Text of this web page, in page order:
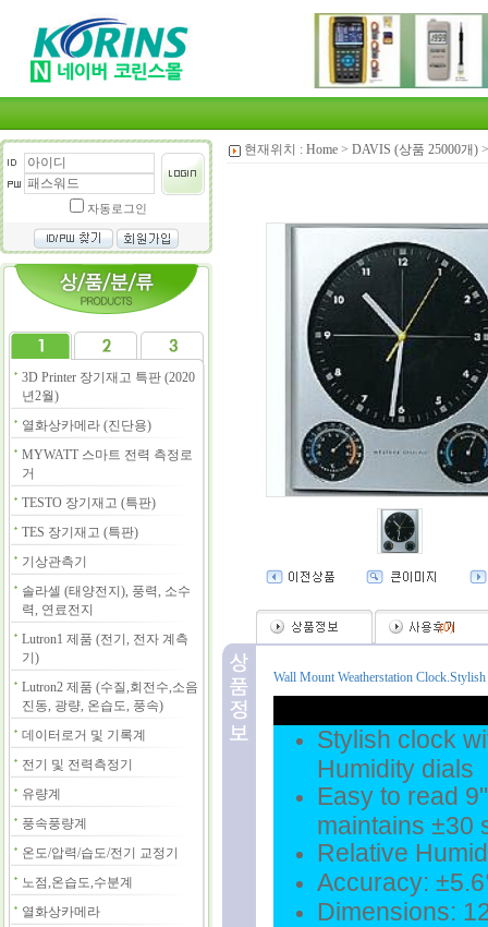
자동로그인
3D Printer 장기재고 특판 (2020
년2월)
열화상카메라 (진단용)
MYWATT 스마트 전력 측정로
거
TESTO 장기재고 (특판)
TES 장기재고 (특판)
기상관측기
솔라셀 (태양전지), 풍력, 소수
력, 연료전지
Lutron1 제품 (전기, 전자 계측
기)
Lutron2 제품 (수질,회전수,소음
진동, 광량, 온습도, 풍속)
데이터로거 및 기록계
전기 및 전력측정기
유량계
풍속풍량계
온도/압력/습도/전기 교정기
노점,온습도,수분계
열화상카메라
현재위치 : Home > DAVIS (상품 25000개)
(0)
Wall Mount Weatherstation
Stylish clock
Humidity dials
Easy to read
maintains ±30
Relative
Accuracy:
Dimensions: